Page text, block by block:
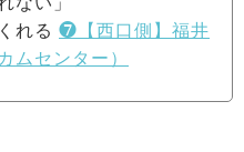
れる ❼【西口側】福井
ムセンター）